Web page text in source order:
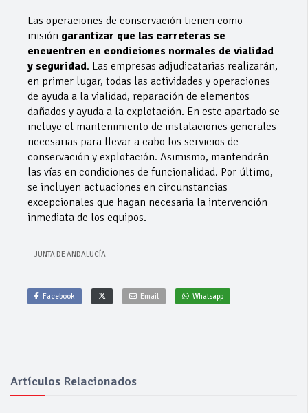
Las operaciones de conservación tienen como
misión garantizar que las carreteras se
encuentren en condiciones normales de vialidad
y seguridad. Las empresas adjudicatarias realizarán,
en primer lugar, todas las actividades y operaciones
de ayuda a la vialidad, reparación de elementos
dañados y ayuda a la explotación. En este apartado se
incluye el mantenimiento de instalaciones generales
necesarias para llevar a cabo los servicios de
conservación y explotación. Asimismo, mantendrán
las vías en condiciones de funcionalidad. Por último,
se incluyen actuaciones en circunstancias
excepcionales que hagan necesaria la intervención
inmediata de los equipos.
JUNTA DE ANDALUCÍA
Facebook Email Whatsapp
Artículos Relacionados